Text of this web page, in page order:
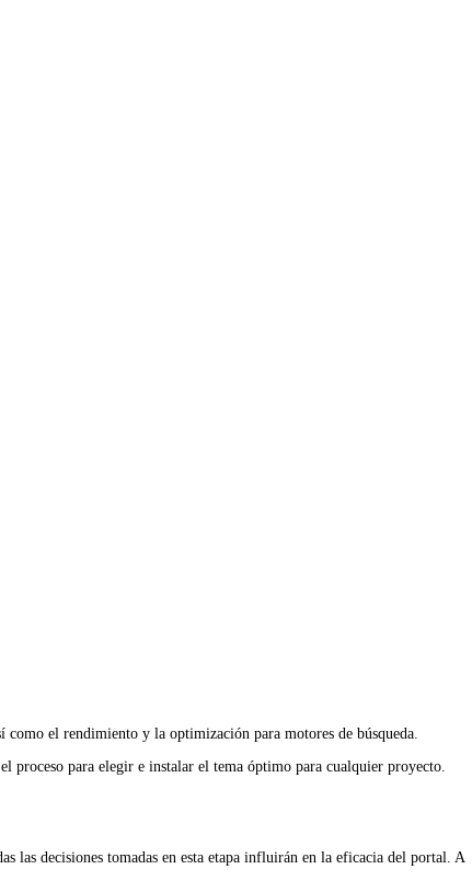
el rendimiento y la optimización para motores de búsqueda.
proceso para elegir e instalar el tema óptimo para cualquier proyecto.
las decisiones tomadas en esta etapa influirán en la eficacia del portal. A